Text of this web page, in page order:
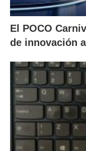
El POCO
de innovación